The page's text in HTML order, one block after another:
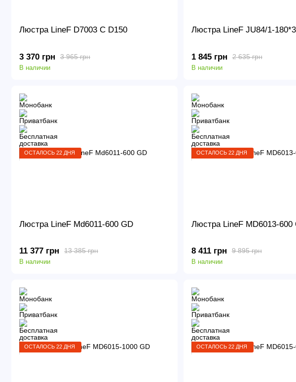
Люстра LineF D7003 C D150
3 965 грн
3 370 грн
В наличии
Люстра LineF JU84/1-
2 635 грн
1 845 грн
В наличии
ОСТАЛОСЬ 22 ДНЯ
Люстра LineF Md6011-600 GD
13 385 грн
11 377 грн
В наличии
ОСТАЛОСЬ 22 ДНЯ
Люстра LineF MD6013-600
9 895 грн
8 411 грн
В наличии
ОСТАЛОСЬ 22 ДНЯ ОСТАЛОСЬ 22 ДНЯ